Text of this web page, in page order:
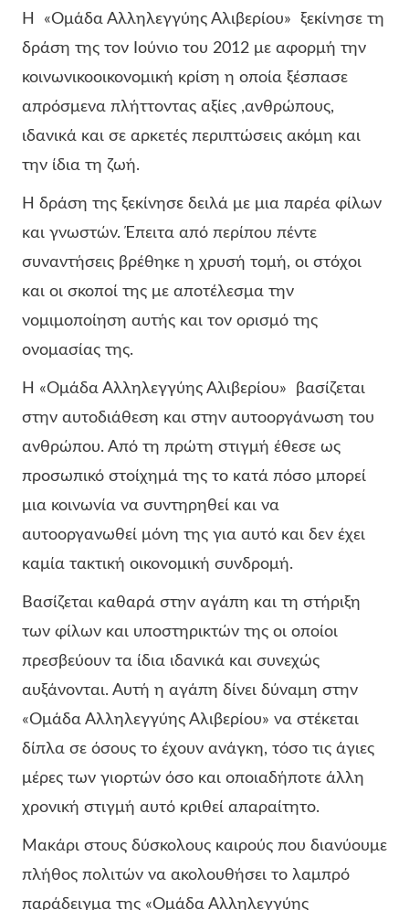
Η «Ομάδα Αλληλεγγύης Αλιβερίου» ξεκίνησε τη
δράση της τον Ιούνιο του 2012 με αφορμή την
κοινωνικοοικονομική κρίση η οποία ξέσπασε
απρόσμενα πλήττοντας αξίες ,ανθρώπους,
ιδανικά και σε αρκετές περιπτώσεις ακόμη και
την ίδια τη ζωή.
Η δράση της ξεκίνησε δειλά με μια παρέα φίλων
και γνωστών. Έπειτα από περίπου πέντε
συναντήσεις βρέθηκε η χρυσή τομή, οι στόχοι
και οι σκοποί της με αποτέλεσμα την
νομιμοποίηση αυτής και τον ορισμό της
ονομασίας της.
Η «Ομάδα Αλληλεγγύης Αλιβερίου» βασίζεται
στην αυτοδιάθεση και στην αυτοοργάνωση του
ανθρώπου. Από τη πρώτη στιγμή έθεσε ως
προσωπικό στοίχημά της το κατά πόσο μπορεί
μια κοινωνία να συντηρηθεί και να
αυτοοργανωθεί μόνη της για αυτό και δεν έχει
καμία τακτική οικονομική συνδρομή.
Βασίζεται καθαρά στην αγάπη και τη στήριξη
των φίλων και υποστηρικτών της οι οποίοι
πρεσβεύουν τα ίδια ιδανικά και συνεχώς
αυξάνονται. Αυτή η αγάπη δίνει δύναμη στην
«Ομάδα Αλληλεγγύης Αλιβερίου» να στέκεται
δίπλα σε όσους το έχουν ανάγκη, τόσο τις άγιες
μέρες των γιορτών όσο και οποιαδήποτε άλλη
χρονική στιγμή αυτό κριθεί απαραίτητο.
Μακάρι στους δύσκολους καιρούς που διανύουμε
πλήθος πολιτών να ακολουθήσει το λαμπρό
παράδειγμα της «Ομάδα Αλληλεγγύης